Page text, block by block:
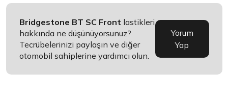
Bridgestone BT SC Front lastikleri
hakkında ne düşünüyorsunuz?
Tecrübelerinizi paylaşın ve diğer
otomobil sahiplerine yardımcı olun.
Yorum
Yap